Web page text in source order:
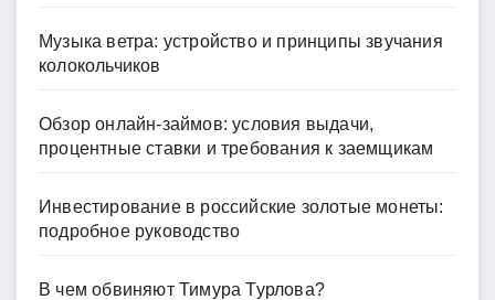
Музыка ветра: устройство и принципы звучания
колокольчиков
Обзор онлайн-займов: условия выдачи,
процентные ставки и требования к заемщикам
Инвестирование в российские золотые монеты:
подробное руководство
В чем обвиняют Тимура Турлова?